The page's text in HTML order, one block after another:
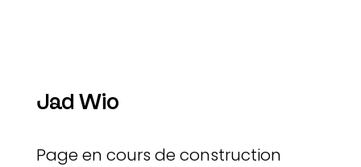
Jad Wio
Page en cours de construction